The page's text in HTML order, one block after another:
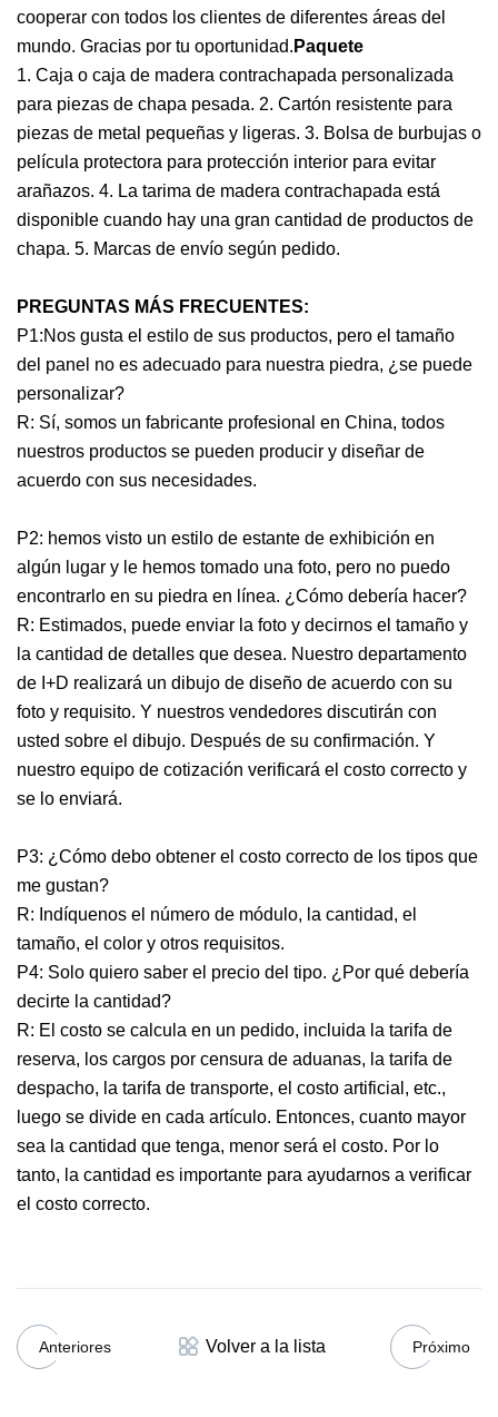
cooperar con todos los clientes de diferentes áreas del
mundo. Gracias por tu oportunidad. Paquete
1. Caja o caja de madera contrachapada personalizada
para piezas de chapa pesada. 2. Cartón resistente para
piezas de metal pequeñas y ligeras. 3. Bolsa de burbujas o
película protectora para protección interior para evitar
arañazos. 4. La tarima de madera contrachapada está
disponible cuando hay una gran cantidad de productos de
chapa. 5. Marcas de envío según pedido.
PREGUNTAS MÁS FRECUENTES:
P1:Nos gusta el estilo de sus productos, pero el tamaño
del panel no es adecuado para nuestra piedra, ¿se puede
personalizar?
R: Sí, somos un fabricante profesional en China, todos
nuestros productos se pueden producir y diseñar de
acuerdo con sus necesidades.
P2: hemos visto un estilo de estante de exhibición en
algún lugar y le hemos tomado una foto, pero no puedo
encontrarlo en su piedra en línea. ¿Cómo debería hacer?
R: Estimados, puede enviar la foto y decirnos el tamaño y
la cantidad de detalles que desea. Nuestro departamento
de I+D realizará un dibujo de diseño de acuerdo con su
foto y requisito. Y nuestros vendedores discutirán con
usted sobre el dibujo. Después de su confirmación. Y
nuestro equipo de cotización verificará el costo correcto y
se lo enviará.
P3: ¿Cómo debo obtener el costo correcto de los tipos que
me gustan?
R: Indíquenos el número de módulo, la cantidad, el
tamaño, el color y otros requisitos.
P4: Solo quiero saber el precio del tipo. ¿Por qué debería
decirte la cantidad?
R: El costo se calcula en un pedido, incluida la tarifa de
reserva, los cargos por censura de aduanas, la tarifa de
despacho, la tarifa de transporte, el costo artificial, etc.,
luego se divide en cada artículo. Entonces, cuanto mayor
sea la cantidad que tenga, menor será el costo. Por lo
tanto, la cantidad es importante para ayudarnos a verificar
el costo correcto.
Anteriores Volver a la lista Próximo